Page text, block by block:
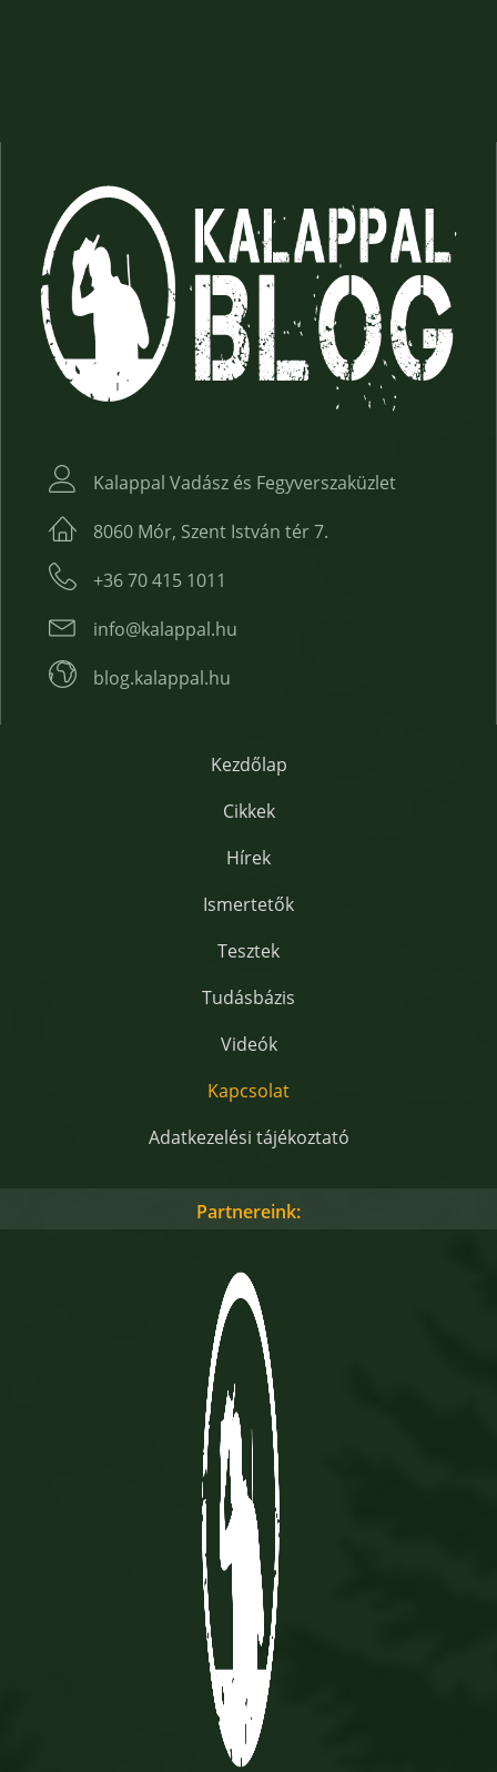
Kalappal Vadász és Fegyverszaküzlet
8060 Mór, Szent István tér 7.
+36 70 415 1011
info@kalappal.hu
blog.kalappal.hu
Kezdőlap
Cikkek
Hírek
Ismertetők
Tesztek
Tudásbázis
Videók
Kapcsolat
Adatkezelési tájékoztató
Partnereink: